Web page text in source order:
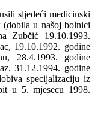
sljedeći medicinski
u našoj bolnici
Zubčić 19.10.1993.
19.10.1992. godine
28.4.1993. godine
31.12.1994. godine
specijalizaciju iz
u 5. mjesecu 1998.